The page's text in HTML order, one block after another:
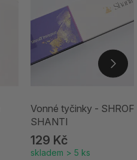
Vonné tyčinky -
SHANTI
129 Kč
skladem > 5 ks